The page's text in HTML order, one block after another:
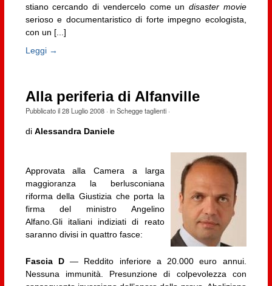
stiano cercando di vendercelo come undisaster movie
serioso e documentaristico di forte impegno ecologista,
con un [...]
Leggi →
Alla periferia di Alfanville
Pubblicato il28 Luglio 2008· inSchegge taglienti·
di Alessandra Daniele
Approvata alla Camera a larga
maggioranza la berlusconiana
riforma della Giustizia che porta la
firma del ministro Angelino
Alfano.Gli italiani indiziati di reato
saranno divisi in quattro fasce:
Fascia D— Reddito inferiore a 20.000 euro annui.
Nessuna immunità. Presunzione di colpevolezza con